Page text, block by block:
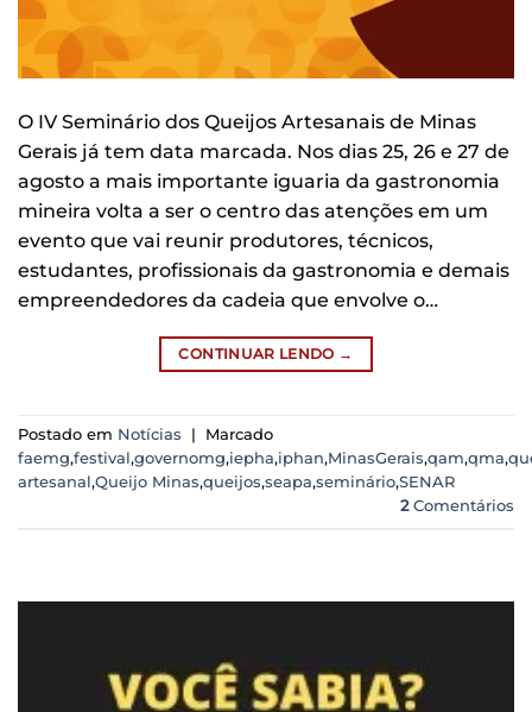
O IV Seminário dos Queijos Artesanais de Minas
Gerais já tem data marcada. Nos dias 25, 26 e 27 de
agosto a mais importante iguaria da gastronomia
mineira volta a ser o centro das atenções em um
evento que vai reunir produtores, técnicos,
estudantes, profissionais da gastronomia e demais
empreendedores da cadeia que envolve o…
CONTINUAR LENDO →
Postado em Notícias |
Marcado
faemg,festival,governomg,iepha,iphan,MinasGerais,qam,qma,
artesanal,Queijo Minas,queijos,seapa,seminário,SENAR
2Comentários